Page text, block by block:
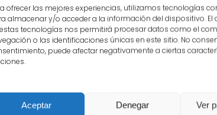
ofrecer las mejores experiencias, utilizamos tecnologías
almacenar y/o acceder a la información del dispositivo. El
tecnologías nos permitirá procesar datos como el
o las identificaciones únicas en este sitio. No
puede afectar negativamente a ciertas
Aceptar Denegar Ver
Y crearás piezas sencillas: diseña y
manuales y creatividad.
No pierdas la oportunidad de adentrarte
preservación de nuestras tradiciones. ¡Te
Imparte: Nieves Chaves, encajera local
Inscripciones: En horario de 9:30 a 14
tramitarse mediante formulario
Universidad Popular de Almagro o